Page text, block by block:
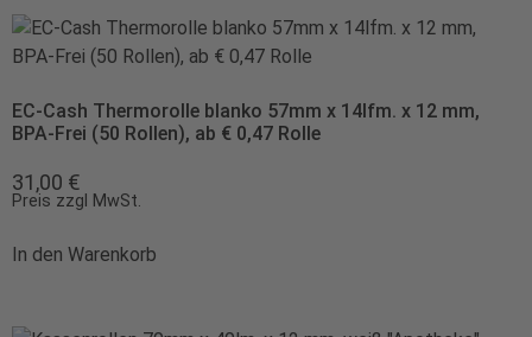
EC-Cash Thermorolle blanko 57mm x 14lfm. x 12 mm,
BPA-Frei (50 Rollen), ab € 0,47 Rolle
31,00 €
Preis zzgl MwSt.
In den Warenkorb